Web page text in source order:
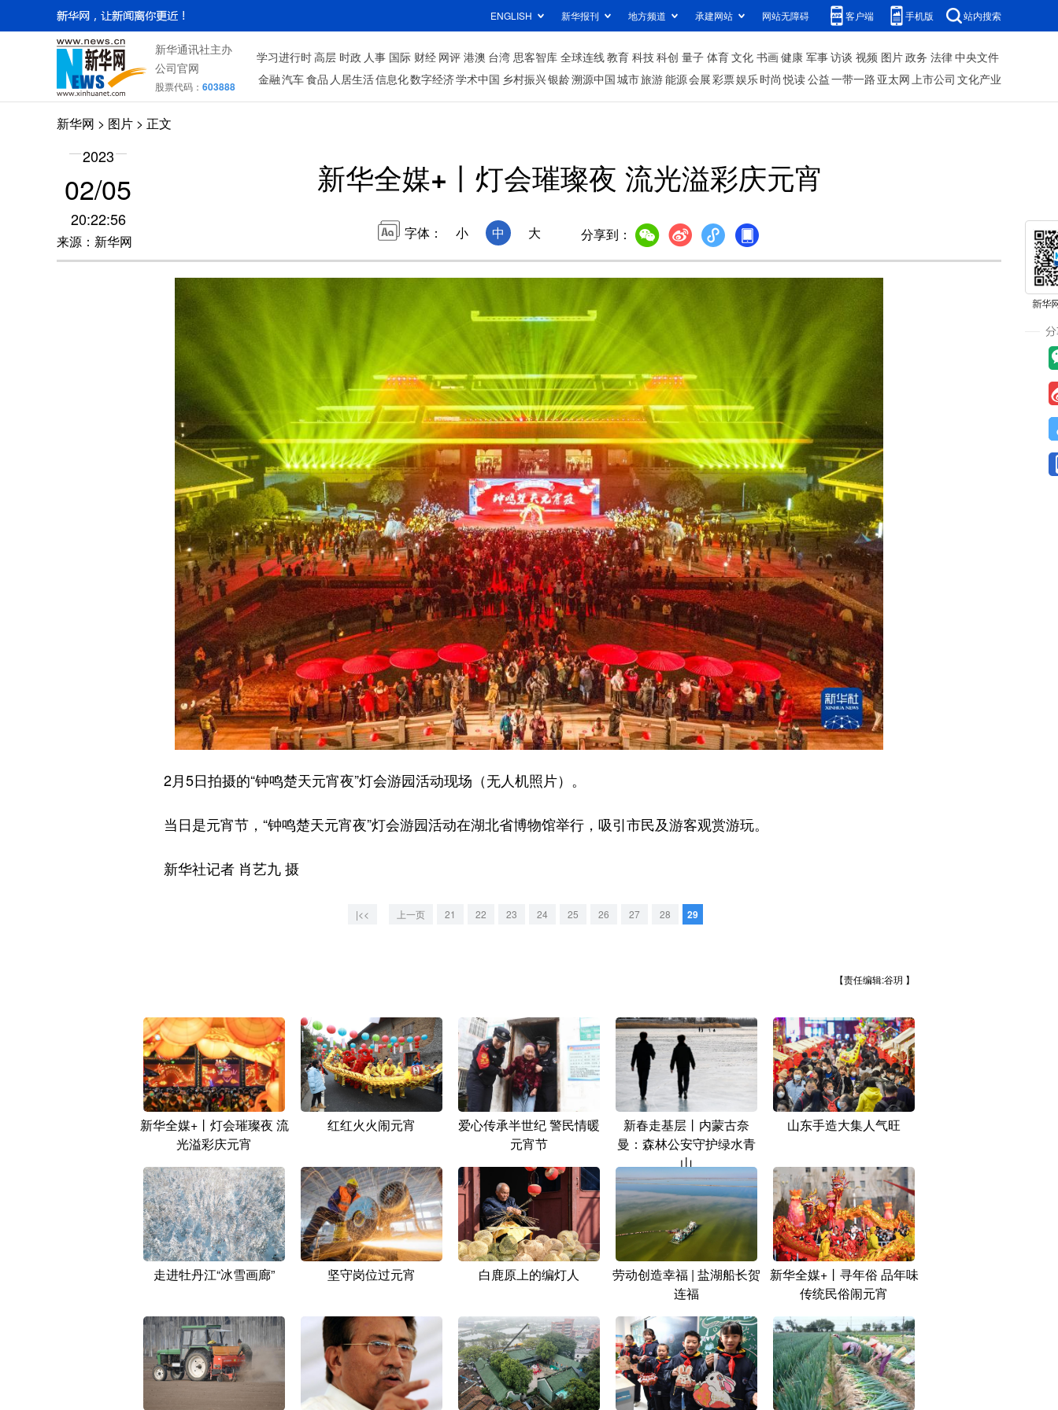
ENGLISH 新华报刊 地方频道 承建网站 网站无障碍 客户端 手机版 站内搜索
新华通讯社主办
公司官网
股票代码： 603888
学习进行时高层 时政 人事 国际 财经 网评 港澳 台湾 思客智库 全球连线教育 科技科创 量子 体育文化 书画健康 军事访谈 视频 图片政务 法律中央文件
金融汽车食品 人居生活信息化数字经济学术中国 乡村振兴银龄溯源中国城市旅游能源会展彩票娱乐时尚 悦读公益一带一路 亚太网上市公司 文化产业
新华网 > 图片 > 正文
2023
02/05
20:22:56
来源：新华网
新华全媒+丨灯会璀璨夜 流光溢彩庆元宵
字体： 小 中 大 分享到：
2月5日拍摄的“钟鸣楚天元宵夜”灯会游园活动现场（无人机照片）。
当日是元宵节，“钟鸣楚天元宵夜”灯会游园活动在湖北省博物馆举行，吸引市民及游客观赏游玩。
新华社记者 肖艺九 摄
|<< 上一页 21 22 23 24 25 26 27 28 29
【责任编辑:谷玥 】
新华全媒+丨灯会璀璨夜 流
光溢彩庆元宵
红红火火闹元宵
爱心传承半世纪 警民情暖
元宵节
新春走基层丨内蒙古奈
曼：森林公安守护绿水青
山
山东手造大集人气旺
走进牡丹江“冰雪画廊” 坚守岗位过元宵 白鹿原上的编灯人
劳动创造幸福 | 盐湖船长贺
连福
新华全媒+丨寻年俗 品年味
传统民俗闹元宵